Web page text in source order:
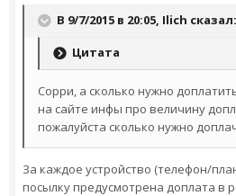
В 9/7/2015 в 20:05, Ilich сказал:
Цитата
Сорри, а сколько нужно
на сайте инфы про величину
пожалуйста сколько нужно
За каждое устройство (телефон/
посылку предусмотрена доплата в